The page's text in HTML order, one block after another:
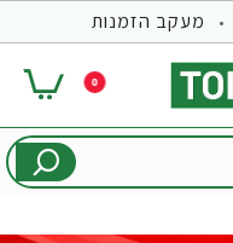
מעקב הזמנות
0